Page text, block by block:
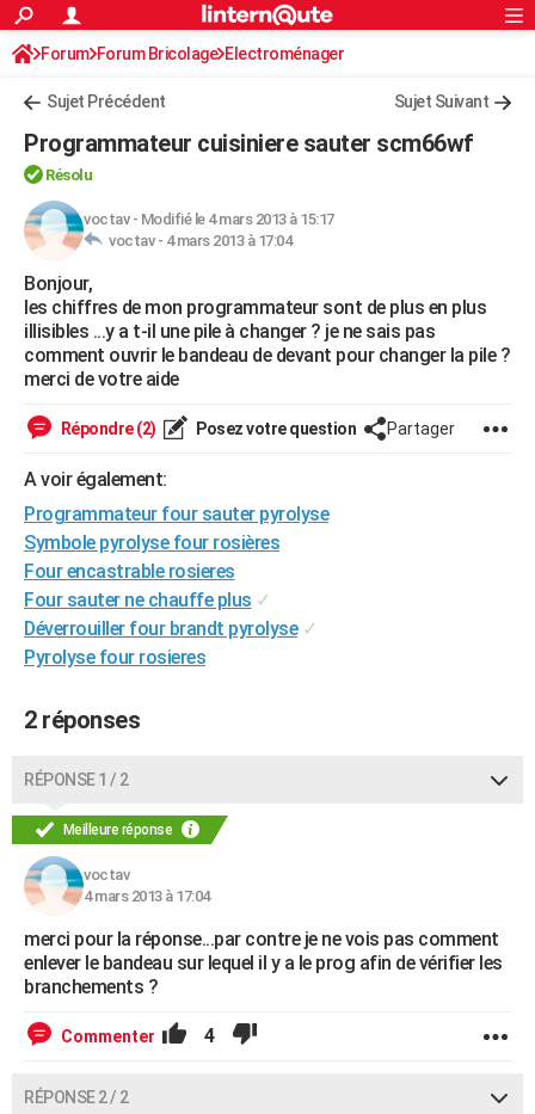
ACTUALITÉS
Politique
Société
Faits Divers
Education
Monde
Villes
+
Programme TV
TNTStreaming
Cinéma
Sorties cinéma
Musique
+FINANCE
Retraite
Impôts
Epargne
Immobilier
Risques naturels par ville
Banque
Assurance
Crédit
AUTO
Mobiles
Meilleur smartphone
Internet
Ordinateurs
Jeux vidéo
Guide high-tech
+BRICOLAGE
Forum
Aménagement intérieur
Extérieur
Cuisine
Salle de bains
Jardinage
Rangement
WEEK-END
Guides de France
Escapades
Patrimoine
Expositions
Musées
Week-end nature
LIFESTYLE
Alimentation
Guide de la santé
Maladies
Médicaments
Sommeil
VOYAGE
Destinations
City break
Voyage nature
Voyage de noces
Forum
Climat
PHOTO
GUIDES D'ACHAT
BONS PLANS
CARTE DE VOEUX
COPAINS D'AVANT
S'inscrire
Se connecter
Lycées
Collèges
Primaires
Universités
Entreprises
Service militaire
Avis de recherche
AVIS DE DÉCÈS
FORUM
Bricolage
Lifestyle
Culture
Sport
Auto
Television
Voyage
Cinema
S'inscrire
Connexion
Forum Forum Bricolage Electroménager
Sujet Précédent Sujet Suivant
Programmateur cuisiniere sauter scm66wf
Résolu
voctav- Modifié le 4 mars 2013 à 15:17
voctav - 4 mars 2013 à 17:04
Bonjour,
les chiffres de mon programmateur sont de plus en plus
illisibles ...y a t-il une pile à changer ? je ne sais pas
comment ouvrir le bandeau de devant pour changer la pile ?
merci de votre aide
Répondre (2) Posez votre question Partager
A voir également:
Programmateur four sauter pyrolyse
Symbole pyrolyse four rosières
Four encastrable rosieres
Four sauter ne chauffe plus ✓
Déverrouiller four brandt pyrolyse ✓
Pyrolyse four rosieres
2 réponses
RÉPONSE 1 / 2
Meilleure réponse
voctav
4 mars 2013 à 17:04
merci pour la réponse...par contre je ne vois pas comment
enlever le bandeau sur lequel il y a le prog afin de vérifier les
branchements ?
Commenter 4
RÉPONSE 2 / 2